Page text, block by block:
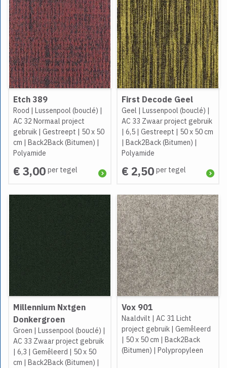
Etch 389
Rood | Lussenpool (bouclé) |
AC 32 Normaal project
gebruik | Gestreept | 50 x 50
cm | Back2Back (Bitumen) |
Polyamide
€ 3,00 per tegel
First Decode Geel
Geel | Lussenpool (bouclé) |
AC 33 Zwaar project gebruik
| 6,5| Gestreept | 50 x 50 cm
| Back2Back (Bitumen) |
Polyamide
€ 2,50 per tegel
Millennium Nxtgen
Donkergroen
Groen | Lussenpool (bouclé) |
AC 33 Zwaar project gebruik
| 6,3 | Gemêleerd | 50 x 50
cm | Back2Back (Bitumen) |
Vox 901
Naaldvilt | AC 31 Licht
project gebruik| Gemêleerd
| 50 x 50 cm | Back2Back
(Bitumen) | Polypropyleen